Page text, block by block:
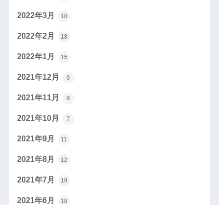
2022年3月 18
2022年2月 18
2022年1月 15
2021年12月 9
2021年11月 9
2021年10月 7
2021年9月 11
2021年8月 12
2021年7月 19
2021年6月 18